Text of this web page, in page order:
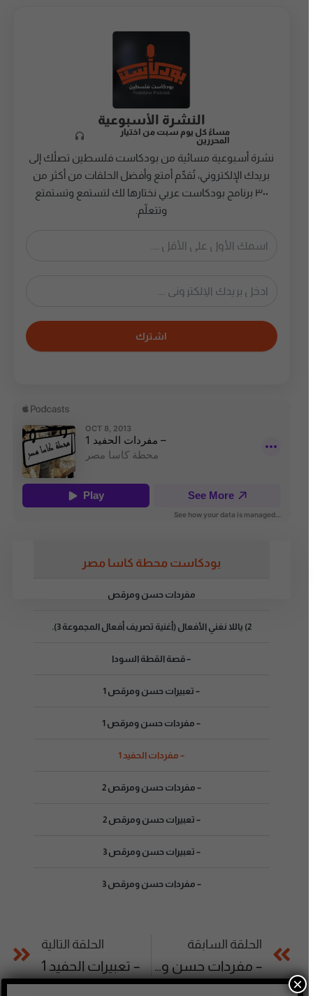
النشرة الأسبوعية
مساءً كل يوم سبت من اختيار
المحررين
نشرة أسبوعية مسائية من بودكاست فلسطين تصلُك إلى
بريدك الإلكتروني، تُقدِّم أمتع وأفضل الحلقات من أكثر من
٣٠٠ برنامج بودكاست عربي نختارها لك لتستمع وتستمتع
وتتعلّم.
اشترك
بودكاست محطة كاسا مصر
مفردات حسن ومرقص
2) ياللا نغني الأفعال (أغنية تصريف أفعال المجموعة 3).
– قصة القطة السودا
– تعبيرات حسن ومرقص 1
– مفردات حسن ومرقص 1
– مفردات الحفيد 1
– مفردات حسن ومرقص 2
– تعبيرات حسن ومرقص 2
– تعبيرات حسن ومرقص 3
– مفردات حسن ومرقص 3
الحلقة السابقة
– مفردات حسن ومرقص 3
الحلقة التالية
– تعبيرات الحفيد 1
×